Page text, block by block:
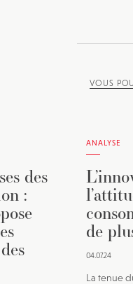
VOUS
des
:
ANALYSE
de
04.07.24
La tenue